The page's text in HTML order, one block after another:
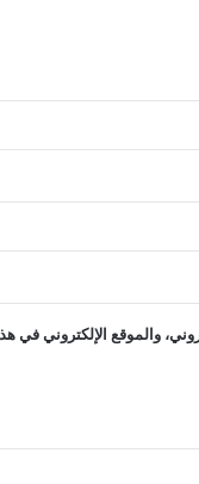
والموقع الإلكتروني في